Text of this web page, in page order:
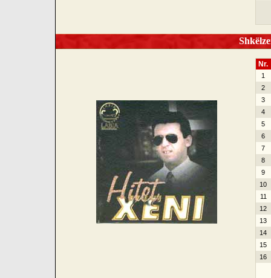
Nr.
1
2
3
4
5
6
7
8
9
10
11
12
13
14
15
16